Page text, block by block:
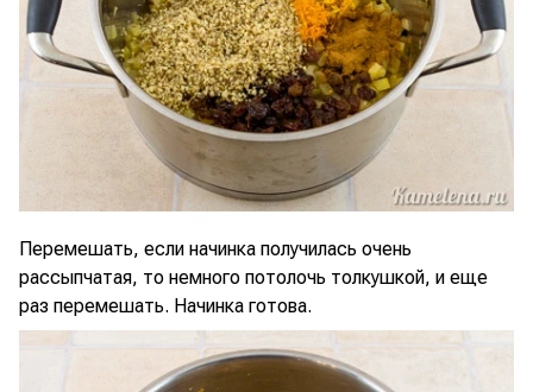
Перемешать, если начинка получилась очень
рассыпчатая, то немного потолочь толкушкой, и еще
раз перемешать. Начинка готова.